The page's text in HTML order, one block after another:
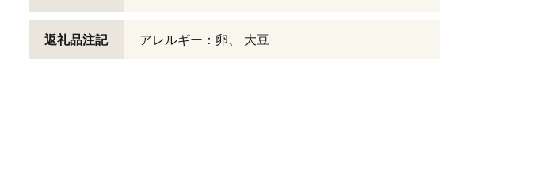
返礼品注記 アレルギー：卵、 大豆